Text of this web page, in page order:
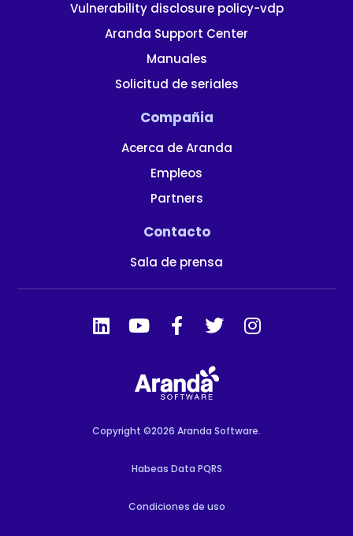
Vulnerability disclosure policy-vdp
Aranda Support Center
Manuales
Solicitud de seriales
Compañia
Acerca de Aranda
Empleos
Partners
Contacto
Sala de prensa
Copyright ©2026 Aranda Software.
Habeas Data PQRS
Condiciones de uso